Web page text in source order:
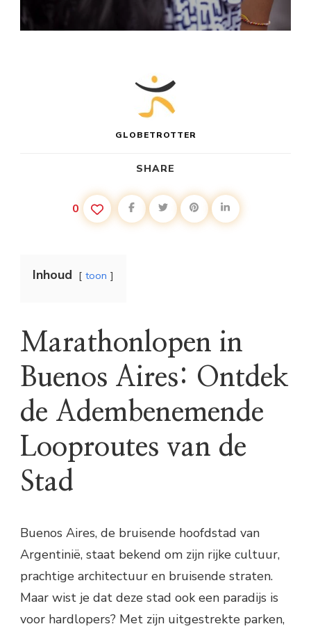
GLOBETROTTER
SHARE
0
Inhoud toon
Marathonlopen in
Buenos Aires: Ontdek
de Adembenemende
Looproutes van de
Stad
Buenos Aires, de bruisende hoofdstad van
Argentinië, staat bekend om zijn rijke cultuur,
prachtige architectuur en bruisende straten.
Maar wist je dat deze stad ook een paradijs is
voor hardlopers? Met zijn uitgestrekte parken,